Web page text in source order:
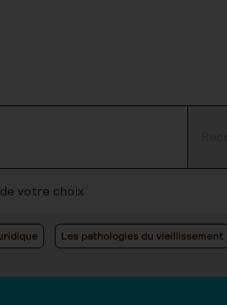
votre choix
Les pathologies du vieillissement